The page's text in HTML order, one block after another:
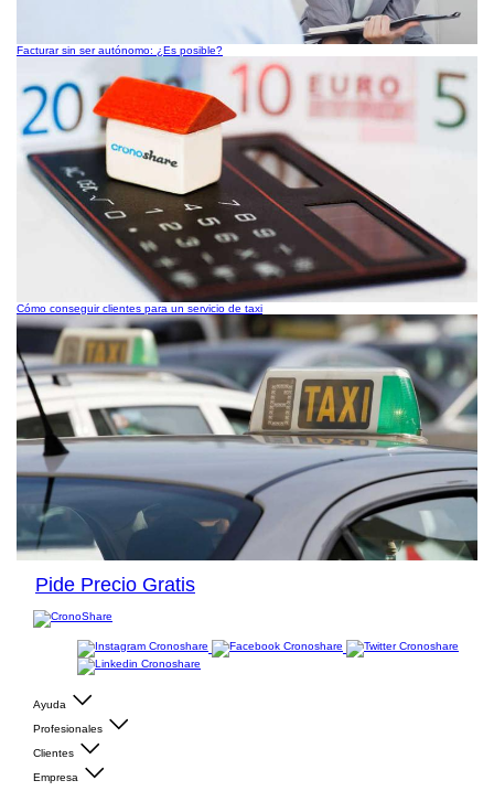
Facturar sin ser autónomo: ¿Es posible?
Cómo conseguir clientes para un servicio de taxi
Pide Precio Gratis
Ayuda
Profesionales
Clientes
Empresa